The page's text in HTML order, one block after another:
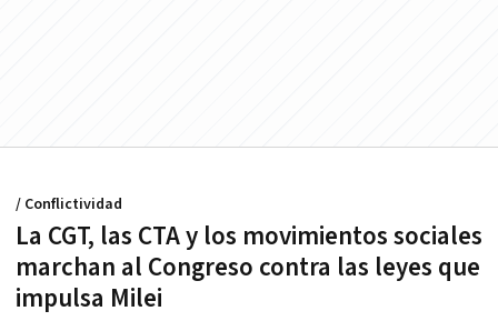
La CGT, las CTA y los movimientos sociales
marchan al Congreso contra las leyes que
impulsa Milei
/ Conflictividad